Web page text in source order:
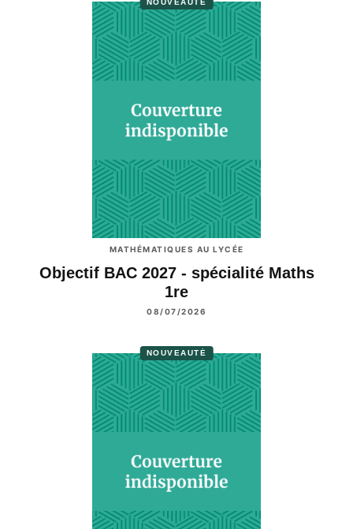
NOUVEAUTÉ
MATHÉMATIQUES AU LYCÉE
Objectif BAC 2027 - spécialité Maths
1re
08/07/2026
NOUVEAUTÉ